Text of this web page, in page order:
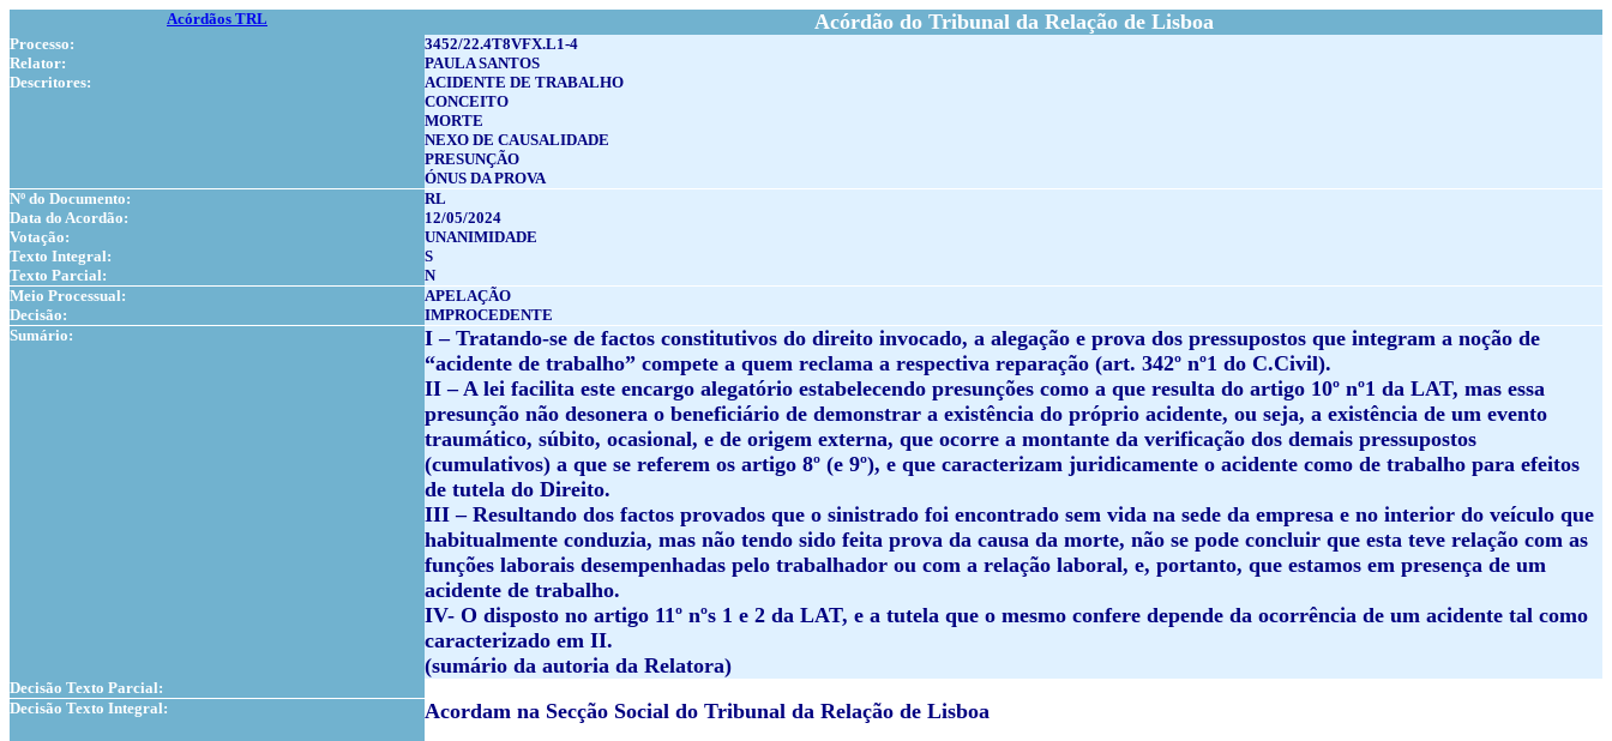
Acórdãos TRL Acórdão do Tribunal da Relação de Lisboa
Processo:
3452/22.4T8VFX.L1-4
Relator:
PAULA SANTOS
Descritores:
ACIDENTE DE TRABALHO
CONCEITO
MORTE
NEXO DE CAUSALIDADE
PRESUNÇÃO
ÓNUS DA PROVA
Nº do Documento:
RL
Data do Acordão:
12/05/2024
Votação:
UNANIMIDADE
Texto Integral:
S
Texto Parcial:
N
Meio Processual:
APELAÇÃO
Decisão:
IMPROCEDENTE
Sumário:
I –Tratando-se de factos constitutivos do direito invocado, a alegação e prova dos pressupostos que integram a noção de
“acidente de trabalho” compete a quem reclama a respectiva reparação (art. 342º nº1 do C.Civil).
II –A lei facilita este encargo alegatório estabelecendo presunções como a que resulta do artigo 10º nº1 da LAT, mas essa
presunção não desonera o beneficiário de demonstrar a existência do próprio acidente, ou seja, a existência de um evento
traumático, súbito, ocasional, e de origem externa, que ocorre a montante da verificação dos demais pressupostos
(cumulativos) a que se referem os artigo 8º (e 9º), e que caracterizam juridicamente o acidente como de trabalho para efeitos
de tutela do Direito.
III –Resultando dos factos provados que o sinistrado foi encontrado sem vida na sede da empresa e no interior do veículo que
habitualmente conduzia, mas não tendo sido feita prova da causa da morte, não se pode concluir que esta teve relação com as
funções laborais desempenhadas pelo trabalhador ou com a relação laboral, e, portanto, que estamos em presença de um
acidente de trabalho.
IV- O disposto no artigo 11º nºs 1 e 2 da LAT, e a tutela que o mesmo confere depende da ocorrência de um acidente tal como
caracterizado em II.
(sumário da autoria da Relatora)
Decisão Texto Parcial:
Decisão Texto Integral:
Acordam na Secção Social do Tribunal da Relação de Lisboa